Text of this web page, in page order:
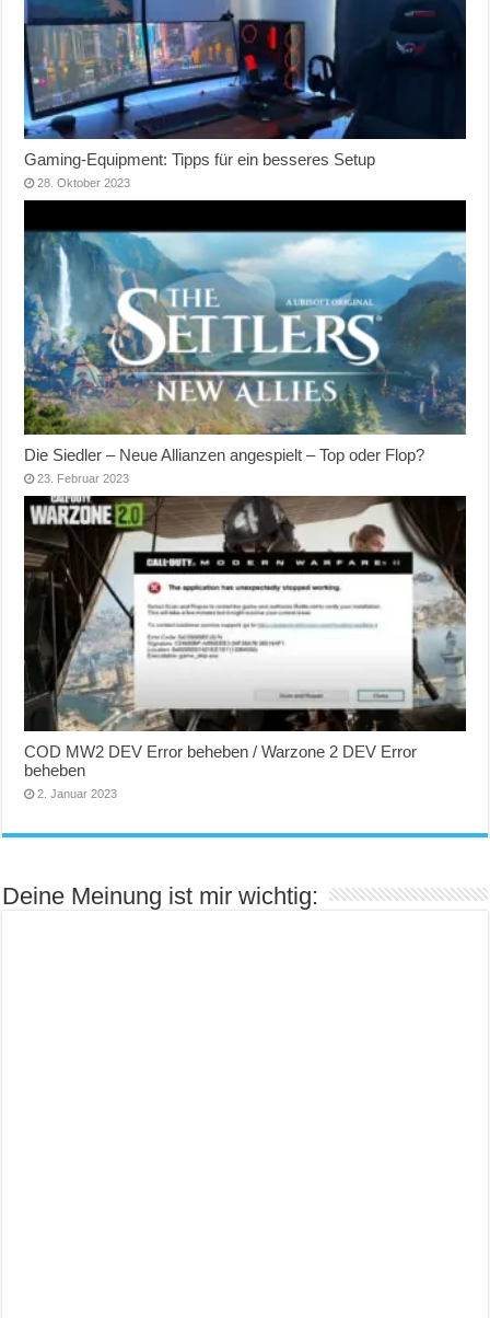
Gaming-Equipment: Tipps für ein besseres Setup
28. Oktober 2023
Die Siedler – Neue Allianzen angespielt – Top oder Flop?
23. Februar 2023
COD MW2 DEV Error beheben / Warzone 2 DEV Error
beheben
2. Januar 2023
Deine Meinung ist mir wichtig: